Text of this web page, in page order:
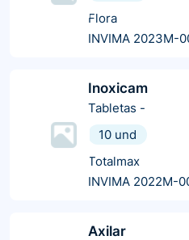
Flora
INVIMA 2023M-
Inoxicam
Tabletas -
10 und
Totalmax
INVIMA 2022M-
Axilar